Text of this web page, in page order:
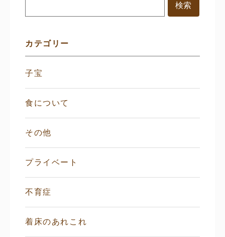
ニ
カテゴリー
子宝
食について
その他
プライベート
不育症
着床のあれこれ